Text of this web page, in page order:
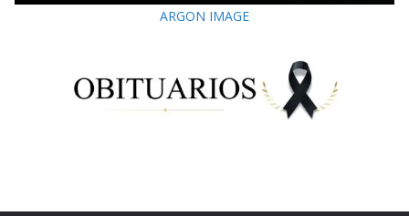
ARGON IMAGE